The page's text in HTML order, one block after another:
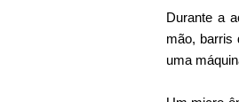
Durante a
mão, barris
uma